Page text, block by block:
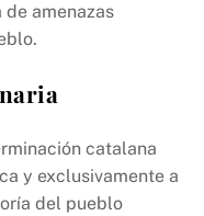
amenazas
catalana
y exclusivamente a
del pueblo